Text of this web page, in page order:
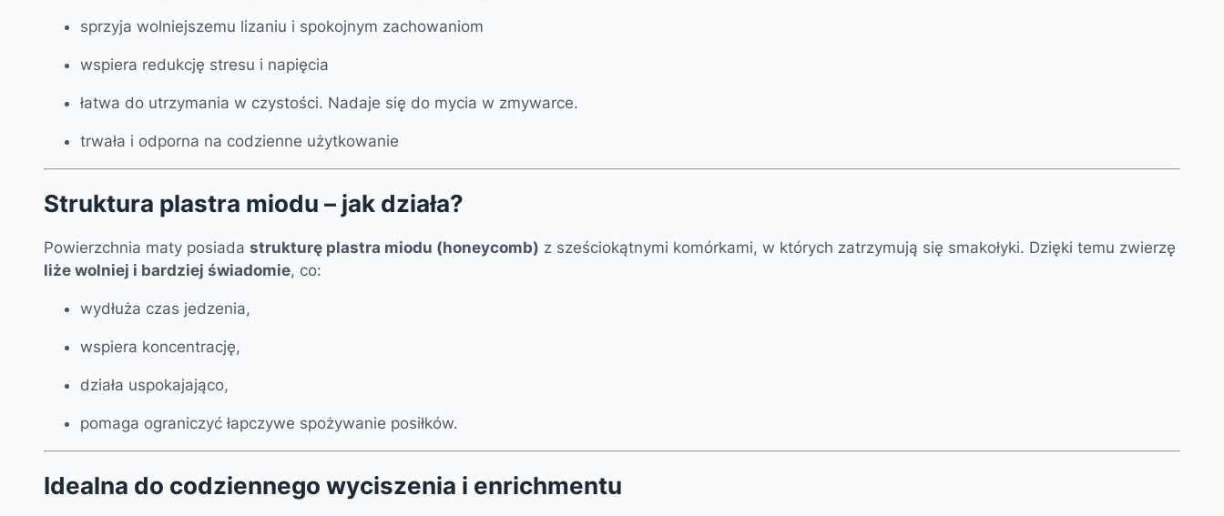
sprzyja wolniejszemu lizaniu i spokojnym zachowaniom
wspiera redukcję stresu i napięcia
łatwa do utrzymania w czystości. Nadaje się do mycia w zmywarce.
trwała i odporna na codzienne użytkowanie
Struktura plastra miodu – jak działa?
Powierzchnia maty posiada strukturę plastra miodu (honeycomb) z sześciokątnymi komórkami, w których zatrzymują się smakołyki. Dzięki temu zwierzę
liże wolniej i bardziej świadomie, co:
wydłuża czas jedzenia,
wspiera koncentrację,
działa uspokajająco,
pomaga ograniczyć łapczywe spożywanie posiłków.
Idealna do codziennego wyciszenia i enrichmentu